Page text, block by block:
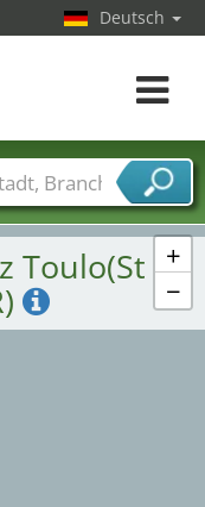
+
−
Toulo(St
Deutsch
Toggle
Branchen